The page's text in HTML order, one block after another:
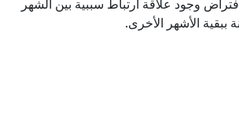
وجود علاقة ارتباط سببية بين الشهر
ببقية الأشهر الأخرى.